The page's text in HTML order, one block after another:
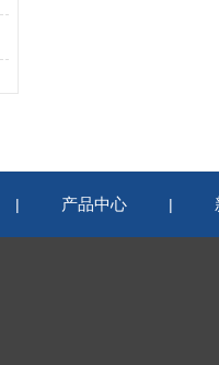
| 产品中心 |